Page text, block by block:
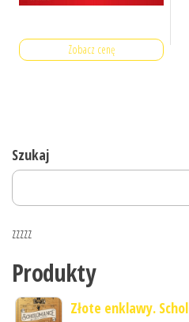
Zobacz cenę
Szukaj
zzzzz
Produkty
Złote enklawy.